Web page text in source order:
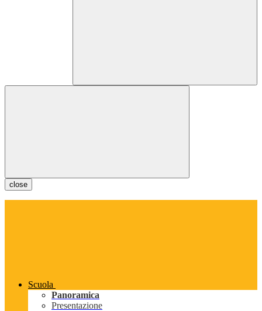
close
Scuola
Panoramica
Presentazione